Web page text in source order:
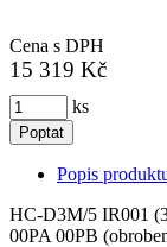
Cena s DPH
15 319 Kč
ks
Poptat
Popis
HC-D3M/5 IR001
00PA 00PB